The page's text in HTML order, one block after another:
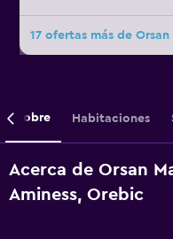
17 ofertas más de
Sobre Habitaciones
Acerca de Orsan
Aminess, Orebic